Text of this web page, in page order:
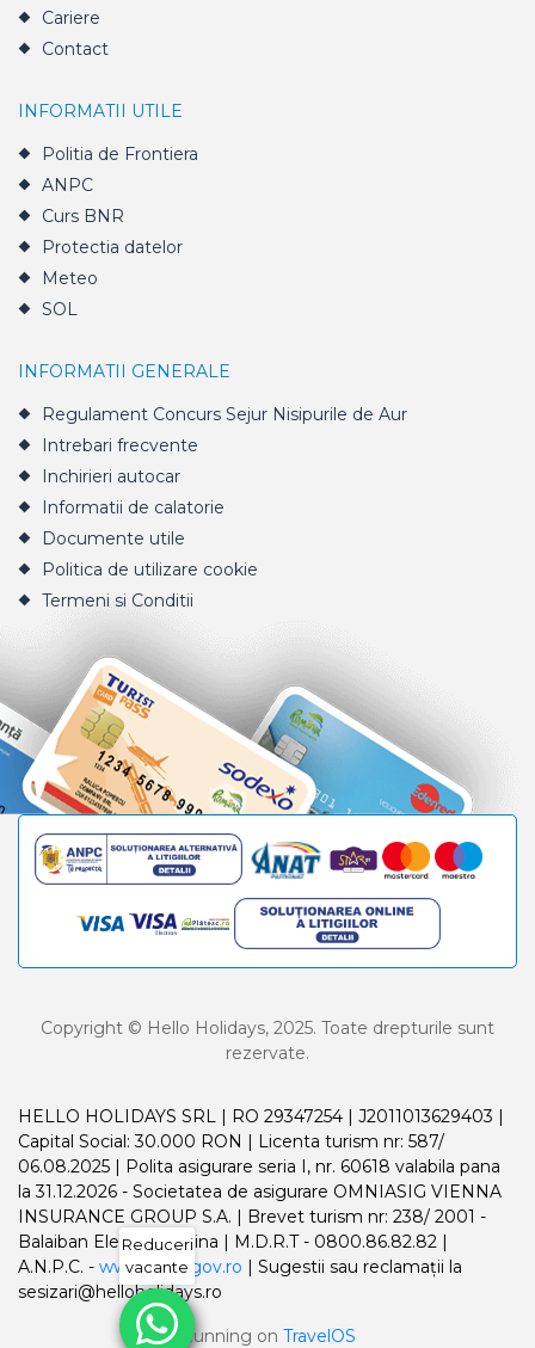
Cariere
Contact
INFORMATII UTILE
Politia de Frontiera
ANPC
Curs BNR
Protectia datelor
Meteo
SOL
INFORMATII GENERALE
Regulament Concurs Sejur Nisipurile de Aur
Intrebari frecvente
Inchirieri autocar
Informatii de calatorie
Documente utile
Politica de utilizare cookie
Termeni si Conditii
Copyright © Hello Holidays, 2025. Toate drepturile sunt
rezervate.
HELLO HOLIDAYS SRL | RO 29347254 | J2011013629403 |
Capital Social: 30.000 RON | Licenta turism nr: 587/
06.08.2025 | Polita asigurare seria I, nr. 60618 valabila pana
la 31.12.2026 - Societatea de asigurare OMNIASIG VIENNA
INSURANCE GROUP S.A. | Brevet turism nr: 238/ 2001 -
Balaiban Elena Madalina | M.D.R.T - 0800.86.82.82 |
A.N.P.C. - www.anpc.gov.ro | Sugestii sau reclamații la
sesizari@helloholidays.ro
Running on TravelOS
Reduceri
vacante